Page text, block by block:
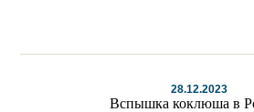
28.12.2023
Вспышка коклюша в